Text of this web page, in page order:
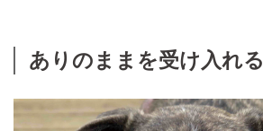
ありのままを受け入れる